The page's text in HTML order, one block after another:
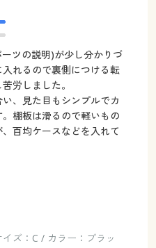
ツの説明)が少し分かりづ
れるので裏側につける転
労しました。
、見た目もシンプルでカ
棚板は滑るので軽いもの
百均ケースなどを入れて
ズ：C / カラー：ブラッ